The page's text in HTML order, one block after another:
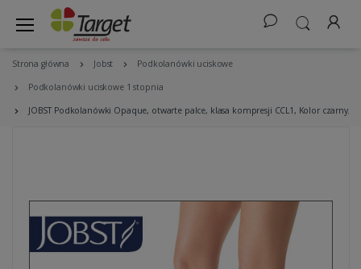
Strona główna Jobst Podkolanówki uciskowe
Podkolanówki uciskowe 1 stopnia
JOBST Podkolanówki Opaque, otwarte palce, klasa kompresji CCL1, Kolor czarny,